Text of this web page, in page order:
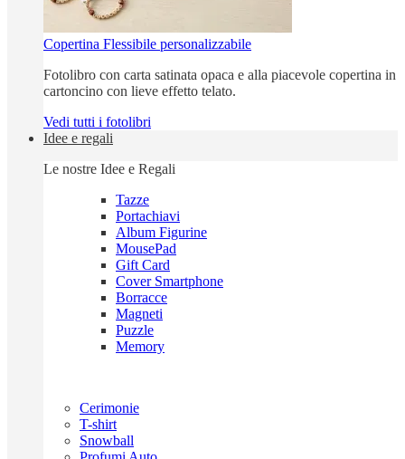
Copertina Flessibile personalizzabile
Fotolibro con carta satinata opaca e alla piacevole copertina in
cartoncino con lieve effetto telato.
Vedi tutti i fotolibri
Idee e regali
Le nostre Idee e Regali
Tazze
Portachiavi
Album Figurine
MousePad
Gift Card
Cover Smartphone
Borracce
Magneti
Puzzle
Memory
Cerimonie
T-shirt
Snowball